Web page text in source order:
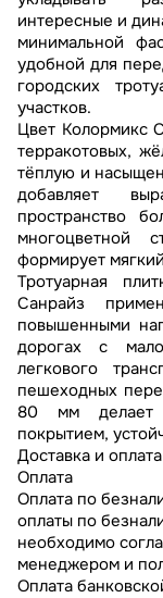
интересные и
минимальной
удобной для
городских
участков.
Цвет Колормикс
терракотовых,
тёплую и
добавляет
пространство
многоцветной
формирует
Тротуарная
Санрайз
повышенными
дорогах с
легкового
пешеходных
80 мм делает
покрытием,
Доставка и оплата
Оплата
Оплата по
оплаты по
необходимо
менеджером и
Оплата